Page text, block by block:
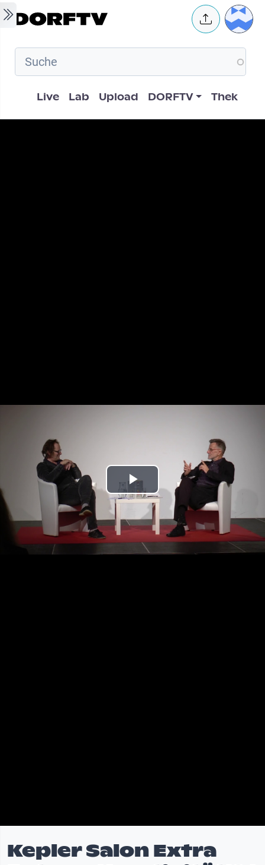
Skip to main content User
Hauptnavigation
Live Lab Upload DORFTV Thek
Play
Video
Kepler Salon Extra